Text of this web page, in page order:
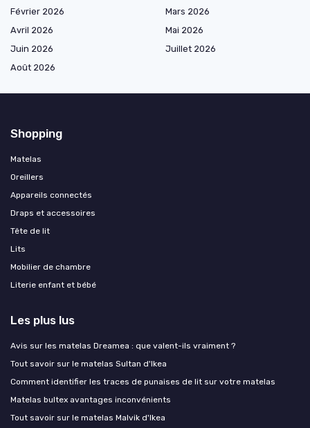
Février 2026
Mars 2026
Avril 2026
Mai 2026
Juin 2026
Juillet 2026
Août 2026
Shopping
Matelas
Oreillers
Appareils connectés
Draps et accessoires
Tête de lit
Lits
Mobilier de chambre
Literie enfant et bébé
Les plus lus
Avis sur les matelas Dreamea : que valent-ils vraiment ?
Tout savoir sur le matelas Sultan d'Ikea
Comment identifier les traces de punaises de lit sur votre matelas
Matelas bultex avantages inconvénients
Tout savoir sur le matelas Malvik d'Ikea